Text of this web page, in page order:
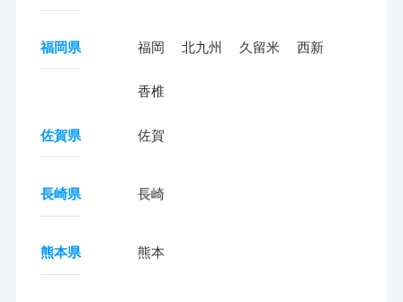
福岡県 福岡 北九州 久留米 西新
香椎
佐賀県 佐賀
長崎県 長崎
熊本県 熊本